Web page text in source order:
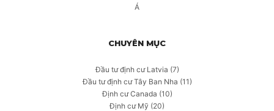
Á
CHUYÊN MỤC
Đầu tư định cư Latvia (7)
Đầu tư định cư Tây Ban Nha (11)
Định cư Canada (10)
Định cư Mỹ (20)